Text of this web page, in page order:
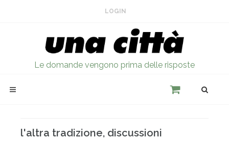
LOGIN
Le domande vengono prima delle risposte
l'altra tradizione, discussioni